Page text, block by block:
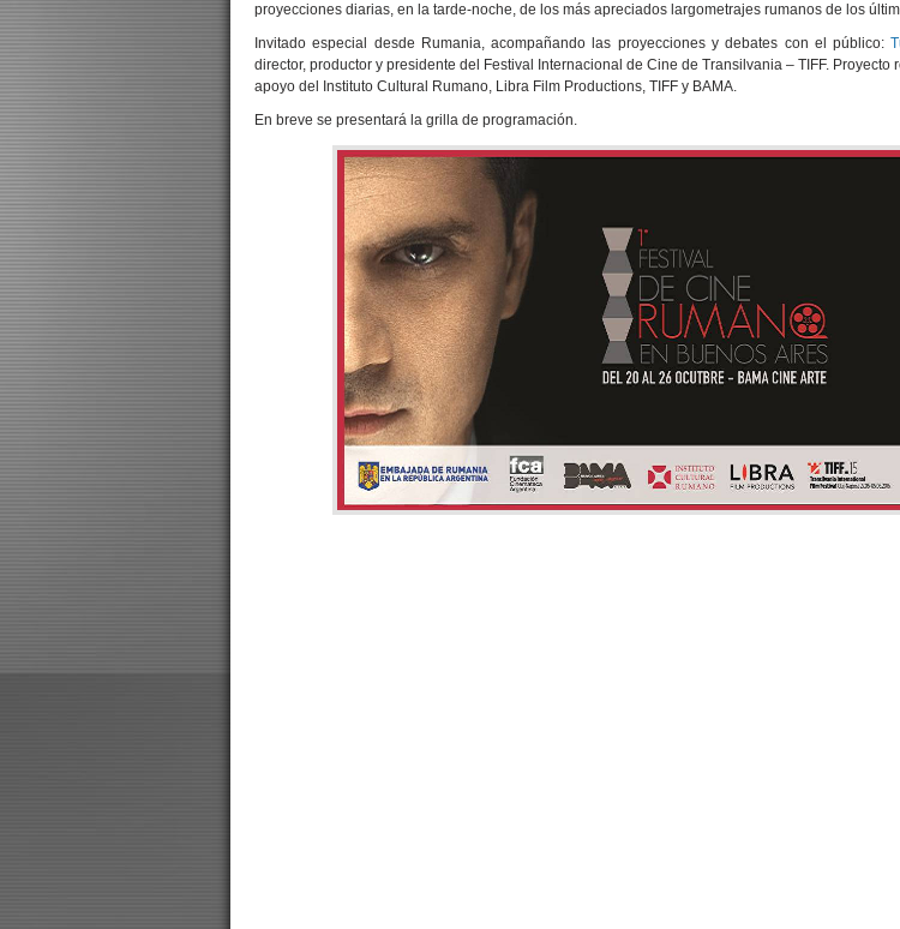
proyecciones diarias, en la tarde-noche, de los más apreciados largometrajes rumanos de los
Invitado especial desde Rumania, acompañando las proyecciones y debates con el público:
director, productor y presidente del Festival Internacional de Cine de Transilvania – TIFF. Proyecto
apoyo del Instituto Cultural Rumano, Libra Film Productions, TIFF y BAMA.
En breve se presentará la grilla de programación.